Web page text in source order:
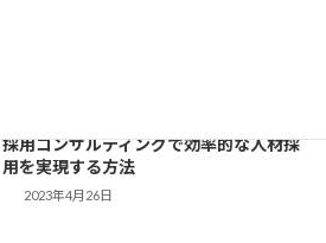
採用コンサルティングで効率的な人材採
用を実現する方法
2023年4月26日